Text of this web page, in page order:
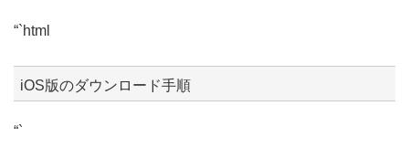
“`html
iOS版のダウンロード手順
“`